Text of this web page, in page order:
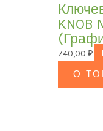
KNOB
740,00₽
О